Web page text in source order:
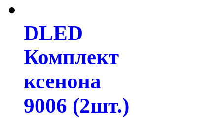
DLED
Комплект
ксенона
9006 (2шт.)